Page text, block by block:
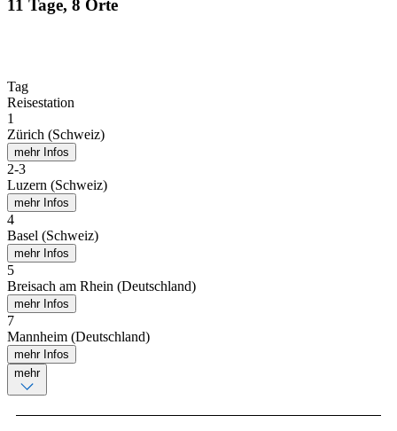
11 Tage, 8 Orte
Tag
Reisestation
1
Zürich (Schweiz)
mehr Infos
2-3
Luzern (Schweiz)
mehr Infos
4
Basel (Schweiz)
mehr Infos
5
Breisach am Rhein (Deutschland)
mehr Infos
7
Mannheim (Deutschland)
mehr Infos
mehr